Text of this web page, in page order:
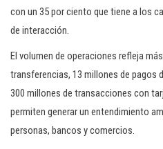
con un 35 por ciento que tiene a los
de interacción.
El volumen de operaciones refleja
transferencias, 13 millones de pagos
300 millones de transacciones con
permiten generar un entendimiento
personas, bancos y comercios.